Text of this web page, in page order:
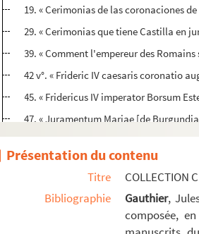
19. « Cerimonias de las coronaciones
29. « Cerimonias que tiene Castilla en
39. « Comment l'empereur des
42 v°. « Frideric IV caesaris coronatio
45. « Fridericus IV imperator Borsum
47. « Juramentum Mariae [de
49. « Maximiliani primi ... in regem
73. « Copie des lettres du roy Charles
79. « Prima coronatio Caroli V
109. « De coronatione Ferdinandi,
111. « Coronatio [ejusdem]
Présentation du contenu
Titre
COLLECTION
Bibliographie
Gauthier,
composée,